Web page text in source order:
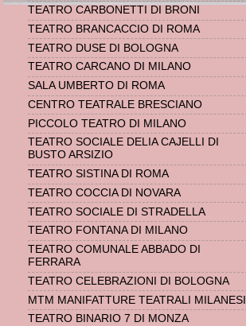
TEATRO CARBONETTI DI BRONI
TEATRO BRANCACCIO DI ROMA
TEATRO DUSE DI BOLOGNA
TEATRO CARCANO DI MILANO
SALA UMBERTO DI ROMA
CENTRO TEATRALE BRESCIANO
PICCOLO TEATRO DI MILANO
TEATRO SOCIALE DELIA CAJELLI DI
BUSTO ARSIZIO
TEATRO SISTINA DI ROMA
TEATRO COCCIA DI NOVARA
TEATRO SOCIALE DI STRADELLA
TEATRO FONTANA DI MILANO
TEATRO COMUNALE ABBADO DI
FERRARA
TEATRO CELEBRAZIONI DI BOLOGNA
MTM MANIFATTURE TEATRALI MILANESI
TEATRO BINARIO 7 DI MONZA